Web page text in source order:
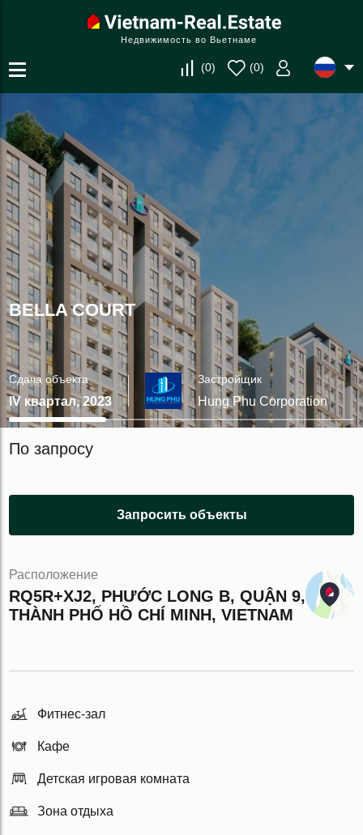
Недвижимость во Вьетнаме
(0) (0)
BELLA COURT
Сдача объекта
IV квартал, 2023
Застройщик
Hung Phu Corporation
По запросу
Запросить объекты
Расположение
RQ5R+XJ2, PHƯỚC LONG B, QUẬN 9,
THÀNH PHỐ HỒ CHÍ MINH, VIETNAM
Фитнес-зал
Кафе
Детская игровая комната
Зона отдыха